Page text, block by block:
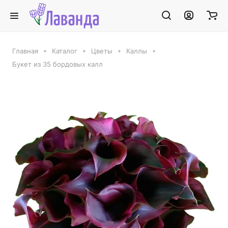
Главная Каталог Цветы
Каллы
Букет из 35 бордовых калл